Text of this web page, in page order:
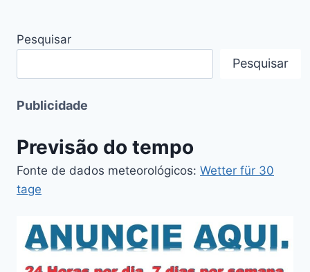
Pesquisar
Pesquisar
Publicidade
Previsão do tempo
Fonte de dados meteorológicos: Wetter für 30
tage